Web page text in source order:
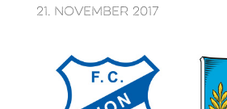
21. November 2017